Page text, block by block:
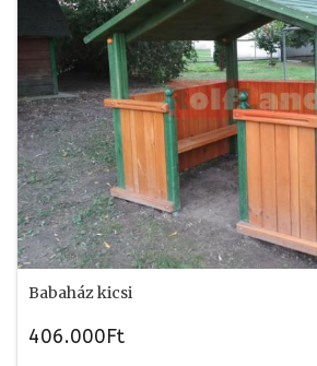
Babaház kicsi
406.000Ft